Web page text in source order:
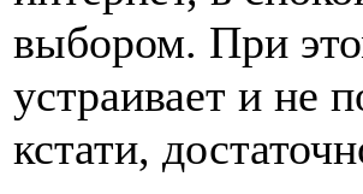
выбором. При
устраивает и не
кстати,